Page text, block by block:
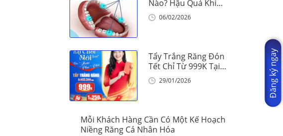
Nào? Hậu Quả Khi
Mất Răng Số 6
06/02/2026
Tẩy Trắng Răng Đón
Tết Chỉ Từ 999K Tại
Nha Khoa Vinalign
29/01/2026
Mỗi Khách Hàng Cần Có Một Kế Hoạch
Niềng Răng Cá Nhân Hóa
Đăng ký ngay